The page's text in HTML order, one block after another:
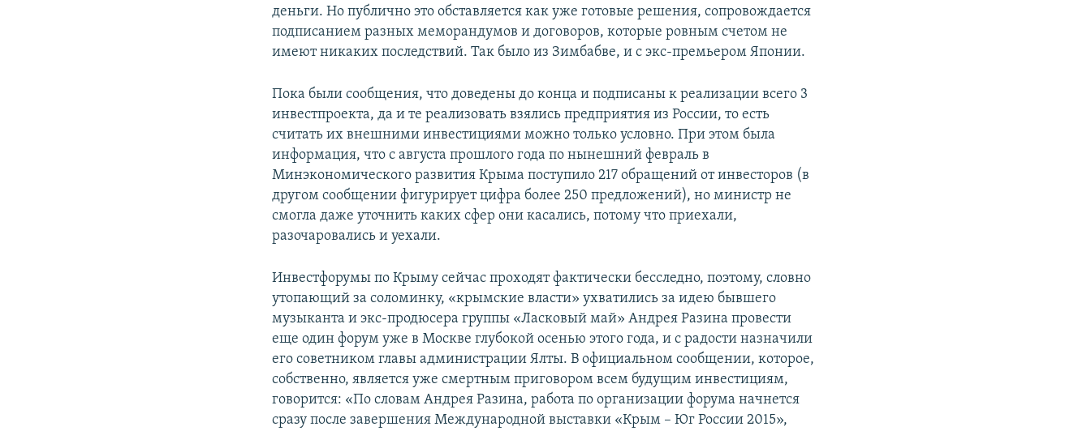
деньги. Но публично это обставляется как уже готовые решения, сопровождается
подписанием разных меморандумов и договоров, которые ровным счетом не
имеют никаких последствий. Так было из Зимбабве, и с экс-премьером Японии.
Пока были сообщения, что доведены до конца и подписаны к реализации всего 3
инвестпроекта, да и те реализовать взялись предприятия из России, то есть
считать их внешними инвестициями можно только условно. При этом была
информация, что с августа прошлого года по нынешний февраль в
Минэкономического развития Крыма поступило 217 обращений от инвесторов (в
другом сообщении фигурирует цифра более 250 предложений), но министр не
смогла даже уточнить каких сфер они касались, потому что приехали,
разочаровались и уехали.
Инвестфорумы по Крыму сейчас проходят фактически бесследно, поэтому, словно
утопающий за соломинку, «крымские власти» ухватились за идею бывшего
музыканта и экс-продюсера группы «Ласковый май» Андрея Разина провести
еще один форум уже в Москве глубокой осенью этого года, и с радости назначили
его советником главы администрации Ялты. В официальном сообщении, которое,
собственно, является уже смертным приговором всем будущим инвестициям,
говорится: «По словам Андрея Разина, работа по организации форума начнется
сразу после завершения Международной выставки «Крым – Юг России 2015»,